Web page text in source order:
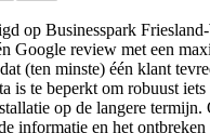
op Businesspark
Google review met een
(ten minste) één klant
is te beperkt om robuust
op de langere termijn.
informatie en het ontbreken